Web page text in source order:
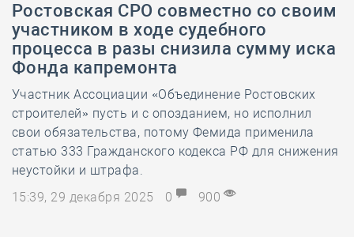
Ростовская СРО совместно со своим
участником в ходе судебного
процесса в разы снизила сумму иска
Фонда капремонта
Участник Ассоциации «Объединение Ростовских
строителей» пусть и с опозданием, но исполнил
свои обязательства, потому Фемида применила
статью 333 Гражданского кодекса РФ для снижения
неустойки и штрафа.
15:39, 29 декабря 2025
0 900